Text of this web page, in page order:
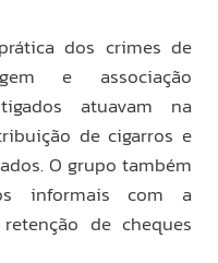
dos crimes de
e associação
atuavam na
de cigarros e
O grupo também
informais com a
de cheques